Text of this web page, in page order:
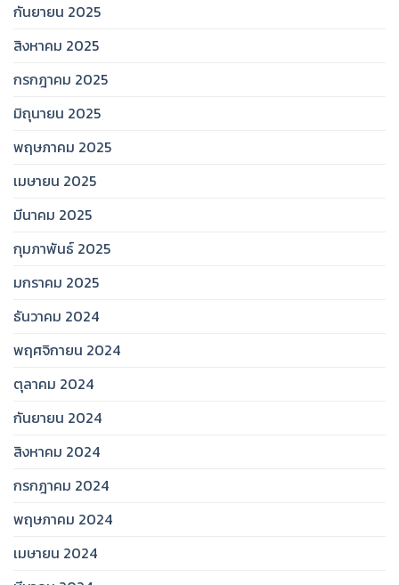
กันยายน 2025
สิงหาคม 2025
กรกฎาคม 2025
มิถุนายน 2025
พฤษภาคม 2025
เมษายน 2025
มีนาคม 2025
กุมภาพันธ์ 2025
มกราคม 2025
ธันวาคม 2024
พฤศจิกายน 2024
ตุลาคม 2024
กันยายน 2024
สิงหาคม 2024
กรกฎาคม 2024
พฤษภาคม 2024
เมษายน 2024